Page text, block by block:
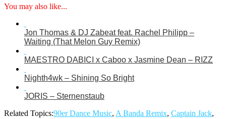
You may also like...
Jon Thomas & DJ Zabeat feat. Rachel Philipp –
Waiting (That Melon Guy Remix)
MAESTRO DABICI x Caboo x Jasmine Dean – RIZZ
Nighth4wk – Shining So Bright
JORIS – Sternenstaub
Related Topics:90er Dance Music, A Banda Remix, Captain Jack,